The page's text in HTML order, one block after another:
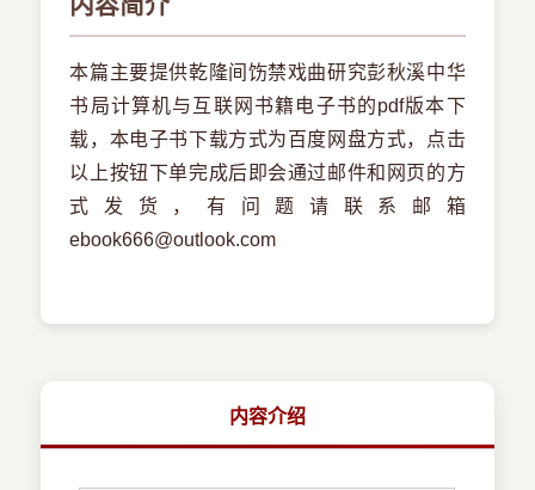
内容简介
本篇主要提供乾隆间饬禁戏曲研究彭秋溪中华
书局计算机与互联网书籍电子书的pdf版本下
载，本电子书下载方式为百度网盘方式，点击
以上按钮下单完成后即会通过邮件和网页的方
式发货，有问题请联系邮箱
ebook666@outlook.com
内容介绍